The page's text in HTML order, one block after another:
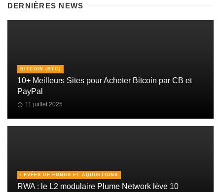
DERNIÈRES NEWS
BITCOIN (BTC)
10+ Meilleurs Sites pour Acheter Bitcoin par CB et
PayPal
11 juillet 2025
LEVÉES DE FONDS ET AQUISITIONS
RWA : le L2 modulaire Plume Network lève 10